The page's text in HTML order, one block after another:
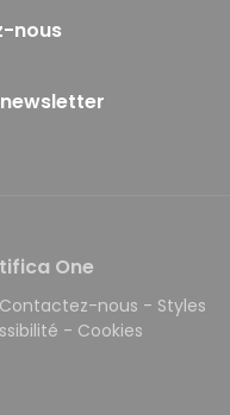
nous
One
Contactez-nous - Styles
- Cookies